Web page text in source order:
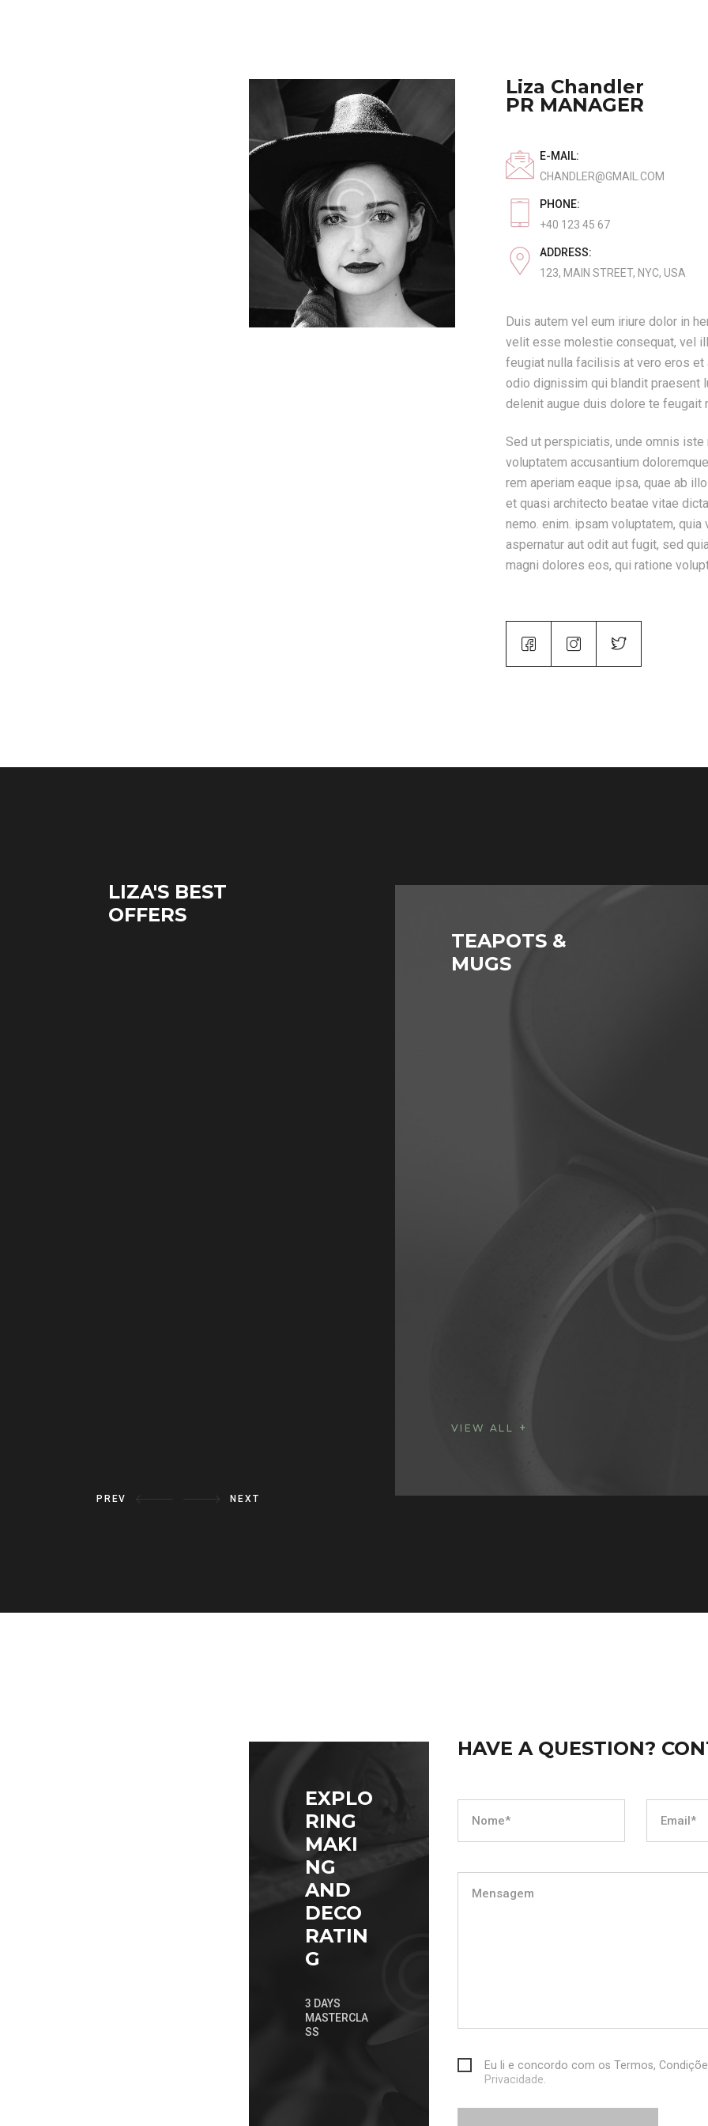
Liza Chandler
PR MANAGER
E-MAIL:
CHANDLER@GMAIL.COM
PHONE:
+40 123 45 67
ADDRESS:
123, MAIN STREET, NYC, USA
Duis autem vel eum iriure dolor in
velit esse molestie consequat, vel
feugiat nulla facilisis at vero eros et
odio dignissim qui blandit praesent
delenit augue duis dolore te feugait
Sed ut perspiciatis, unde omnis iste
voluptatem accusantium
rem aperiam eaque ipsa, quae ab
et quasi architecto beatae vitae
nemo. enim. ipsam voluptatem, quia
aspernatur aut odit aut fugit, sed
magni dolores eos, qui ratione
LIZA'S BEST
OFFERS
PREV NEXT
TEAPOTS &
MUGS
VIEW ALL
EXPLO
RING
MAKI
NG
AND
DECO
RATIN
G
3 DAYS
MASTERCLA
SS
HAVE A QUESTION?
Eu li e concordo com os Termos,
Privacidade